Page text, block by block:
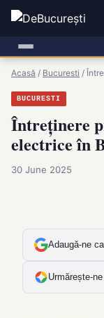
Acasă / Bucuresti /
BUCURESTI
Întreținere
electrice în
30 June 2025
Adaugă-ne
Urmărește-